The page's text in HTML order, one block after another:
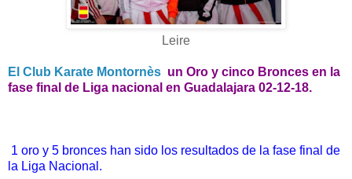
Leire
El Club Karate Montornès un Oro y cinco Bronces en la
fase final de Liga nacional en Guadalajara 02-12-18.
1 oro y 5 bronces han sido los resultados de la fase final de
la Liga Nacional.